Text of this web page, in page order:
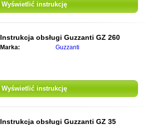
Wyświetlić instrukcję
Instrukcja obsługi Guzzanti GZ 260
Marka: Guzzanti
Wyświetlić instrukcję
Instrukcja obsługi Guzzanti GZ 35